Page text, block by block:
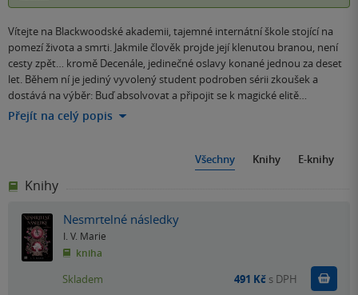
Vítejte na Blackwoodské akademii, tajemné internátní škole stojící na
pomezí života a smrti. Jakmile člověk projde její klenutou branou, není
cesty zpět… kromě Decenále, jedinečné oslavy konané jednou za deset
let. Během ní je jediný vyvolený student podroben sérii zkoušek a
dostává na výběr: Buď absolvovat a připojit se k magické elitě…
Přejít na celý popis
Všechny Knihy E-knihy
Knihy
Nesmrtelné následky
I. V. Marie
kniha
Skladem 491 Kč s DPH